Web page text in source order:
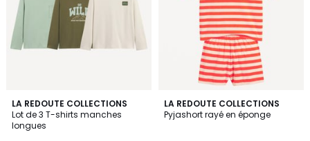
LA REDOUTE COLLECTIONS
Lot de 3 T-shirts manches
longues
5
/
5
LA REDOUTE COLLECTIONS
Pyjashort rayé en éponge
4,9
/ 5
2
Couleurs